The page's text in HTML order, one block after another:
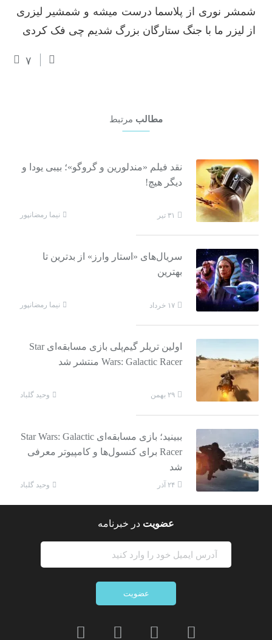
شمشر نوری از پلاسما درست میشه و شمشیر لیزری
از لیزر ما با جنگ ستارگان بزرگ شدیم چی فک کردی
۷
مطالب مرتبط
نقد فیلم «مندلورین و گروگو»؛ بیبی یودا و
دیگر هیچ!
۳۱ تیر نیما رمضانپور
سریال‌های «استار وارز» از بدترین تا
بهترین
۱۷ خرداد نیما رمضانپور
اولین تریلر گیم‌پلی بازی مسابقه‌ای Star
Wars: Galactic Racer منتشر شد
۲۹ بهمن وحید گلباد
ببینید؛ بازی مسابقه‌ای Star Wars: Galactic
Racer برای کنسول‌ها و کامپیوتر معرفی
شد
۲۴ آذر وحید گلباد
عضویت در خبرنامه
عضویت